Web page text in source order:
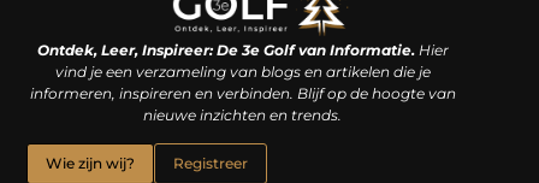
Ontdek, Leer, Inspireer: De 3e Golf van Informatie.Hier
vind je een verzameling van blogs en artikelen die je
informeren, inspireren en verbinden. Blijf op de hoogte van
nieuwe inzichten en trends.
Wie zijn wij? Registreer